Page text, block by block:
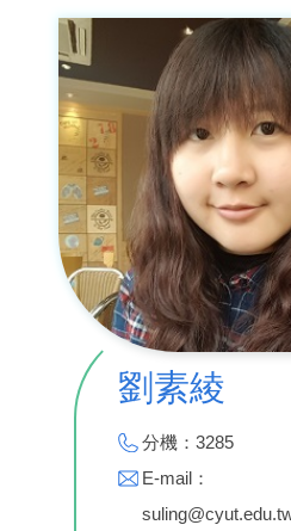
劉素綾
分機：3285
E-mail：